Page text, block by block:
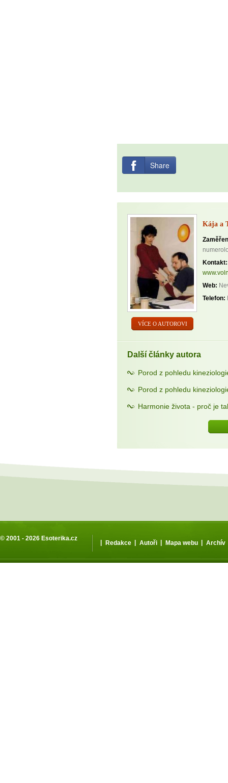
Share
VÍCE O AUTOROVI
Kája a
Kontakt:
Web:
Telefon:
Další články autora
Porod z pohledu
Porod z pohledu
Harmonie života - proč je
© 2001 - 2026 Esoterika.cz
| Redakce | Autoři | Mapa webu | Archív